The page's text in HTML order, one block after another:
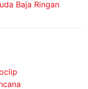
Baja Ringan